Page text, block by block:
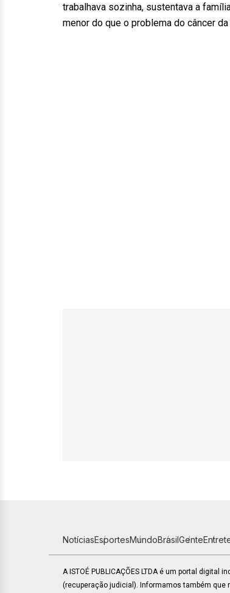
trabalhava sozinha, sustentava a
menor do que o problema do câncer
NotíciasEsportesMundoBrasilGente
A ISTOÉ PUBLICAÇÕES LTDA é um portal digital
(recuperação judicial). Informamos também